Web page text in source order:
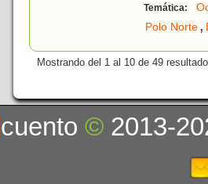
Temática:
Polo Norte,
Mostrando del 1 al 10 de 49
cuento© 2013-